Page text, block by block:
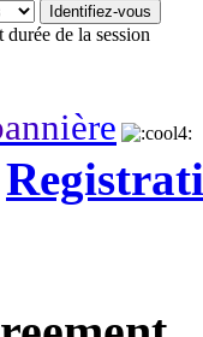
de la session
annière